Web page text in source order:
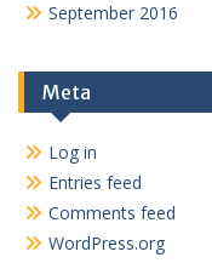
September 2016
Meta
Log in
Entries feed
Comments feed
WordPress.org